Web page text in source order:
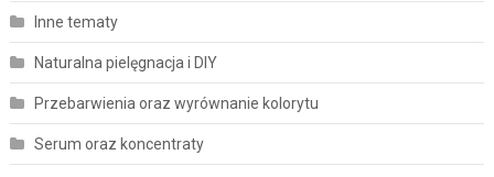
Inne tematy
Naturalna pielęgnacja i DIY
Przebarwienia oraz wyrównanie kolorytu
Serum oraz koncentraty